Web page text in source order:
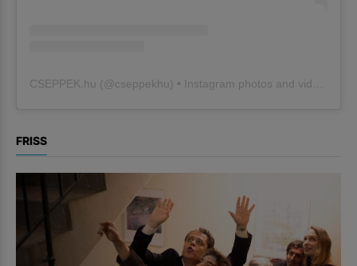
CSEPPEK.hu (@cseppekhu ) • Instagram photos and videos
FRISS